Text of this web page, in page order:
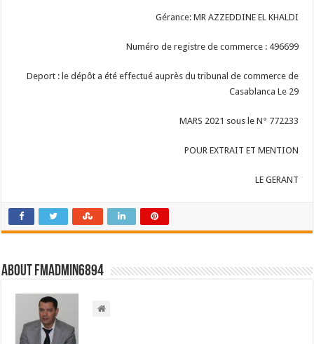
Gérance: MR AZZEDDINE EL KHALDI
Numéro de registre de commerce : 496699
Deport : le dépôt a été effectué auprès du tribunal de commerce de
Casablanca Le 29
MARS 2021 sous le N° 772233
POUR EXTRAIT ET MENTION
LE GERANT
About FMadmin6894